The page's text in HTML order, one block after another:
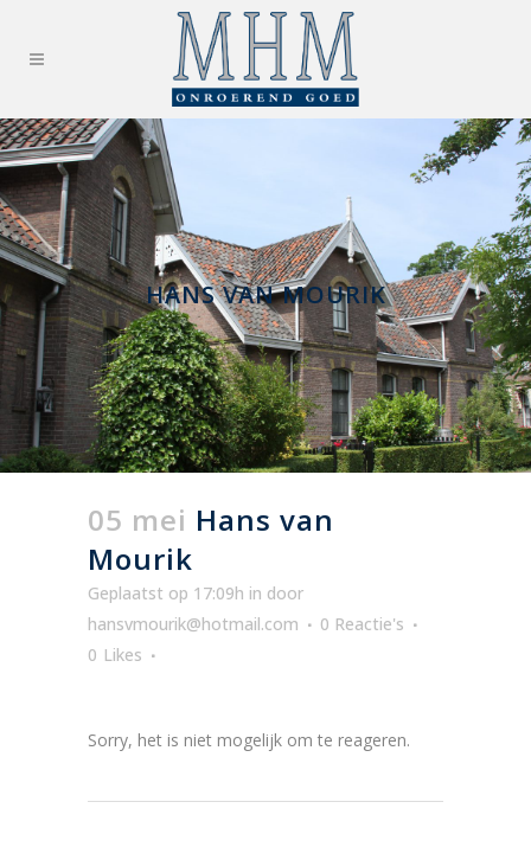
HANS VAN MOURIK
05 mei Hans van
Mourik
Geplaatst op 17:09h in door
hansvmourik@hotmail.com
0 Reactie's
0 Likes
Sorry, het is niet mogelijk om te reageren.